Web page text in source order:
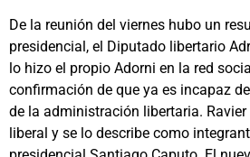
De la reunión del viernes hubo un
presidencial, el Diputado libertario
lo hizo el propio Adorni en la red
confirmación de que ya es incapaz
de la administración libertaria.
liberal y se lo describe como